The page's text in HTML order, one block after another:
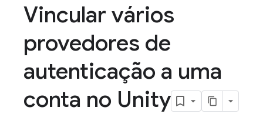
Vincular vários
provedores de
autenticação a uma
conta no Unity